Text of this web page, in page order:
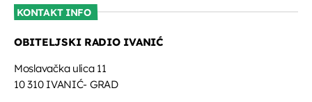
KONTAKT INFO
OBITELJSKI RADIO IVANIĆ
Moslavačka ulica 11
10 310 IVANIĆ- GRAD